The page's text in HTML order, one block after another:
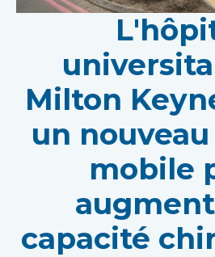
Milton
un
mobile
capacité